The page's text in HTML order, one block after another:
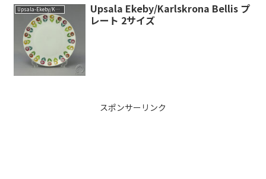
Upsala-Ekeby/Karlskrona
Upsala Ekeby/Karlskrona Bellis プ
レート 2サイズ
スポンサーリンク